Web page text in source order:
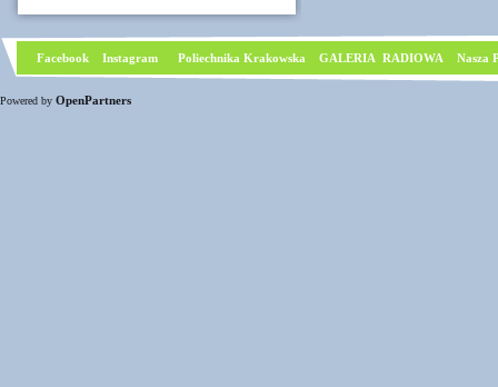
Facebook Instagram Poliechnika Krakowska GALERIA RADIOWA Nasza
Powered by OpenPartners